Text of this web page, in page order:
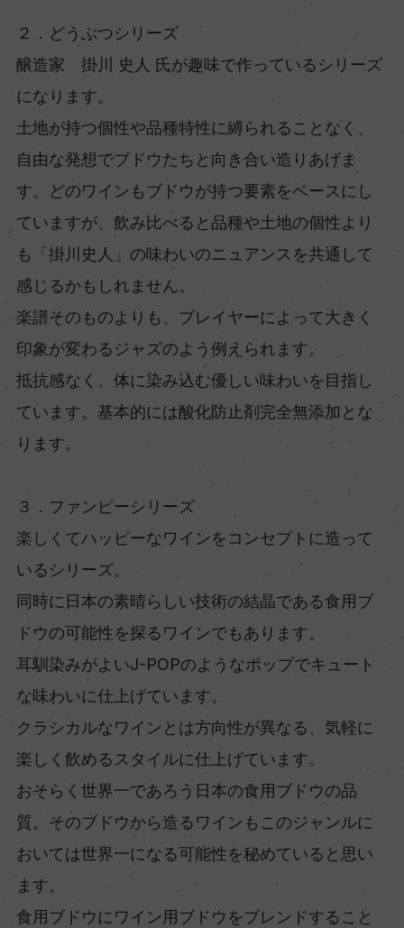
２．どうぶつシリーズ
醸造家 掛川 史人 氏が趣味で作っているシリーズ
になります。
土地が持つ個性や品種特性に縛られることなく、
自由な発想でブドウたちと向き合い造りあげま
す。どのワインもブドウが持つ要素をベースにし
ていますが、飲み比べると品種や土地の個性より
も「掛川史人」の味わいのニュアンスを共通して
感じるかもしれません。
楽譜そのものよりも、プレイヤーによって大きく
印象が変わるジャズのよう例えられます。
抵抗感なく、体に染み込む優しい味わいを目指し
ています。基本的には酸化防止剤完全無添加とな
ります。
３．ファンピーシリーズ
楽しくてハッピーなワインをコンセプトに造って
いるシリーズ。
同時に日本の素晴らしい技術の結晶である食用ブ
ドウの可能性を探るワインでもあります。
耳馴染みがよいJ-POPのようなポップでキュート
な味わいに仕上げています。
クラシカルなワインとは方向性が異なる、気軽に
楽しく飲めるスタイルに仕上げています。
おそらく世界一であろう日本の食用ブドウの品
質。そのブドウから造るワインもこのジャンルに
おいては世界一になる可能性を秘めていると思い
ます。
食用ブドウにワイン用ブドウをブレンドすること